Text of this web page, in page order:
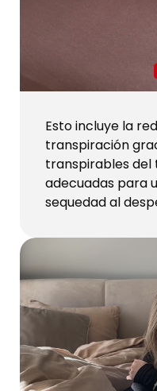
Esto incluye la
transpiración
transpirables del
adecuadas para
sequedad al